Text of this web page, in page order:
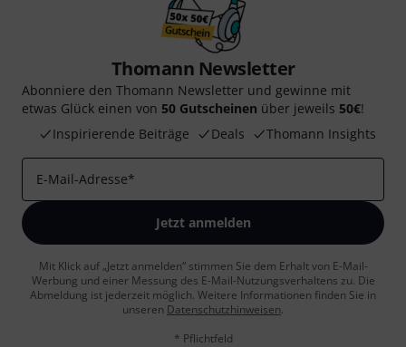
Thomann Newsletter
Abonniere den Thomann Newsletter und gewinne mit
etwas Glück einen von 50 Gutscheinen über jeweils 50€!
Inspirierende Beiträge
Deals Thomann Insights
E-Mail-Adresse*
Jetzt anmelden
Mit Klick auf „Jetzt anmelden“ stimmen Sie dem Erhalt von E-Mail-
Werbung und einer Messung des E-Mail-Nutzungsverhaltens zu. Die
Abmeldung ist jederzeit möglich. Weitere Informationen finden Sie in
unseren Datenschutzhinweisen.
* Pflichtfeld